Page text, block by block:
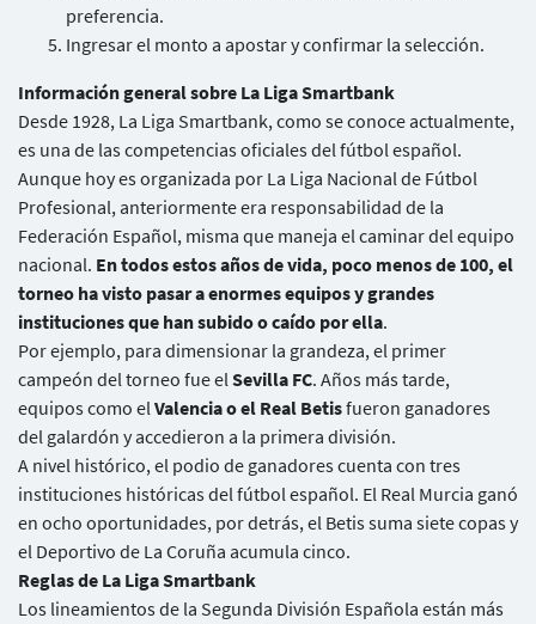
preferencia.
Ingresar el monto a apostar y confirmar la selección.
Información general sobre La Liga Smartbank
Desde 1928, La Liga Smartbank, como se conoce actualmente,
es una de las competencias oficiales del fútbol español.
Aunque hoy es organizada por La Liga Nacional de Fútbol
Profesional, anteriormente era responsabilidad de la
Federación Español, misma que maneja el caminar del equipo
nacional. En todos estos años de vida, poco menos de 100, el
torneo ha visto pasar a enormes equipos y grandes
instituciones que han subido o caído por ella.
Por ejemplo, para dimensionar la grandeza, el primer
campeón del torneo fue elSevilla FC. Años más tarde,
equipos como elValencia o el Real Betisfueron ganadores
del galardón y accedieron a la primera división.
A nivel histórico, el podio de ganadores cuenta con tres
instituciones históricas del fútbol español. El Real Murcia ganó
en ocho oportunidades, por detrás, el Betis suma siete copas y
el Deportivo de La Coruña acumula cinco.
Reglas de La Liga Smartbank
Los lineamientos de la Segunda División Española están más